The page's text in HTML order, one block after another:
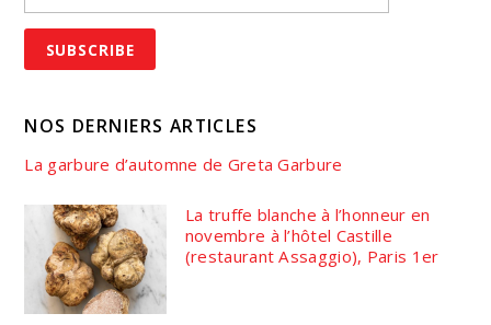
NOS DERNIERS ARTICLES
La garbure d’automne de Greta Garbure
La truffe blanche à l’honneur en
novembre à l’hôtel Castille
(restaurant Assaggio), Paris 1er